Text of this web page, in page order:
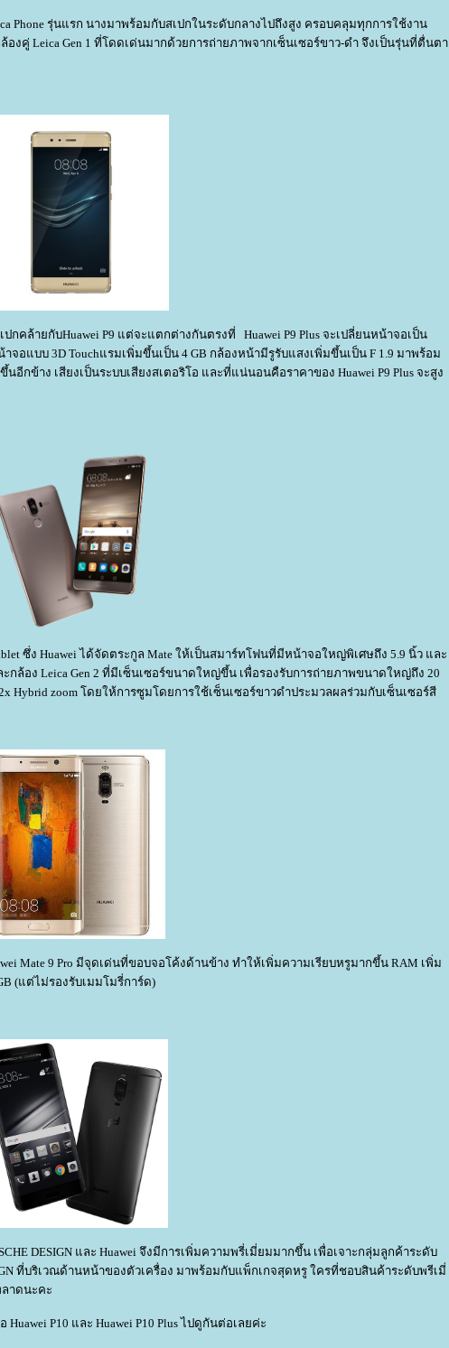
Phone รุ่นแรก นางมาพร้อมกับสเปกในระดับกลางไปถึงสูง ครอบคลุมทุกการใช้งาน
งคู่ Leica Gen 1 ที่โดดเด่นมากด้วยการถ่ายภาพจากเซ็นเซอร์ขาว-ดำ จึงเป็นรุ่นที่ตื่นตา
กคล้ายกับHuawei P9 แต่จะแตกต่างกันตรงที่ Huawei P9 Plus จะเปลี่ยนหน้าจอเป็น
อแบบ 3D Touchแรมเพิ่มขึ้นเป็น 4 GB กล้องหน้ามีรูรับแสงเพิ่มขึ้นเป็น F 1.9 มาพร้อม
อีกข้าง เสียงเป็นระบบเสียงสเตอริโอ และที่แน่นอนคือราคาของ Huawei P9 Plus จะสูง
ซึ่ง Huawei ได้จัดตระกูล Mate ให้เป็นสมาร์ทโฟนที่มีหน้าจอใหญ่พิเศษถึง 5.9 นิ้ว และ
กล้อง Leica Gen 2 ที่มีเซ็นเซอร์ขนาดใหญ่ขึ้น เพื่อรองรับการถ่ายภาพขนาดใหญ่ถึง 20
zoom โดยให้การซูมโดยการใช้เซ็นเซอร์ขาวดำประมวลผลร่วมกับเซ็นเซอร์สี
Mate 9 Pro มีจุดเด่นที่ขอบจอโค้งด้านข้าง ทำให้เพิ่มความเรียบหรูมากขึ้น RAM เพิ่ม
(แต่ไม่รองรับเมมโมรี่การ์ด)
DESIGN และ Huawei จึงมีการเพิ่มความพรี่เมี่ยมมากขึ้น เพื่อเจาะกลุ่มลูกค้าระดับ
ที่บริเวณด้านหน้าของตัวเครื่อง มาพร้อมกับแพ็กเกจสุดหรู ใครที่ชอบสินค้าระดับพรีเมี่
ลาดนะคะ
P10 และ Huawei P10 Plus ไปดูกันต่อเลยค่ะ